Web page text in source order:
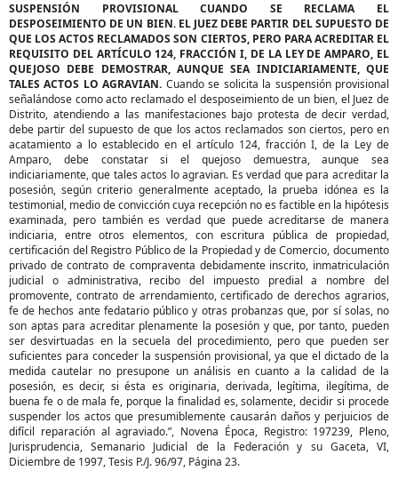
SUSPENSIÓN PROVISIONAL CUANDO SE RECLAMA EL
DESPOSEIMIENTO DE UN BIEN. EL JUEZ DEBE PARTIR DEL SUPUESTO DE
QUE LOS ACTOS RECLAMADOS SON CIERTOS, PERO PARA ACREDITAR EL
REQUISITO DEL ARTÍCULO 124, FRACCIÓN I, DE LA LEY DE AMPARO, EL
QUEJOSO DEBE DEMOSTRAR, AUNQUE SEA INDICIARIAMENTE, QUE
TALES ACTOS LO AGRAVIAN. Cuando se solicita la suspensión provisional
señalándose como acto reclamado el desposeimiento de un bien, el Juez de
Distrito, atendiendo a las manifestaciones bajo protesta de decir verdad,
debe partir del supuesto de que los actos reclamados son ciertos, pero en
acatamiento a lo establecido en el artículo 124, fracción I, de la Ley de
Amparo, debe constatar si el quejoso demuestra, aunque sea
indiciariamente, que tales actos lo agravian. Es verdad que para acreditar la
posesión, según criterio generalmente aceptado, la prueba idónea es la
testimonial, medio de convicción cuya recepción no es factible en la hipótesis
examinada, pero también es verdad que puede acreditarse de manera
indiciaria, entre otros elementos, con escritura pública de propiedad,
certificación del Registro Público de la Propiedad y de Comercio, documento
privado de contrato de compraventa debidamente inscrito, inmatriculación
judicial o administrativa, recibo del impuesto predial a nombre del
promovente, contrato de arrendamiento, certificado de derechos agrarios,
fe de hechos ante fedatario público y otras probanzas que, por sí solas, no
son aptas para acreditar plenamente la posesión y que, por tanto, pueden
ser desvirtuadas en la secuela del procedimiento, pero que pueden ser
suficientes para conceder la suspensión provisional, ya que el dictado de la
medida cautelar no presupone un análisis en cuanto a la calidad de la
posesión, es decir, si ésta es originaria, derivada, legítima, ilegítima, de
buena fe o de mala fe, porque la finalidad es, solamente, decidir si procede
suspender los actos que presumiblemente causarán daños y perjuicios de
difícil reparación al agraviado.”, Novena Época, Registro: 197239, Pleno,
Jurisprudencia, Semanario Judicial de la Federación y su Gaceta, VI,
Diciembre de 1997, Tesis P./J. 96/97, Página 23.